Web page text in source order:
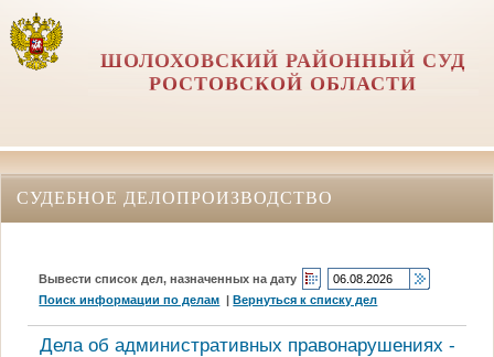
ШОЛОХОВСКИЙ РАЙОННЫЙ СУД
РОСТОВСКОЙ ОБЛАСТИ
СУДЕБНОЕ ДЕЛОПРОИЗВОДСТВО
Вывести список дел, назначенных на дату
Поиск информации по делам |Вернуться к списку дел
Дела об административных правонарушениях -